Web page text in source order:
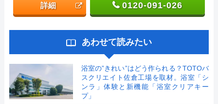
詳細 0120-091-026
あわせて読みたい
浴室の”きれい”はどう作られる？TOTOバ
スクリエイト佐倉工場を取材。浴室「シ
ンラ」体験と新機能「浴室クリアキー
プ」